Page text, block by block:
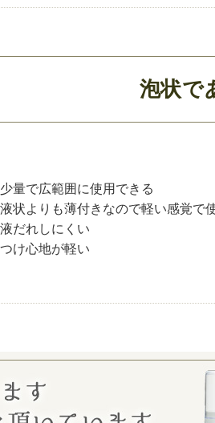
泡状で
量で広範囲に使用できる
状よりも薄付きなので軽い感覚で
だれしにくい
け心地が軽い